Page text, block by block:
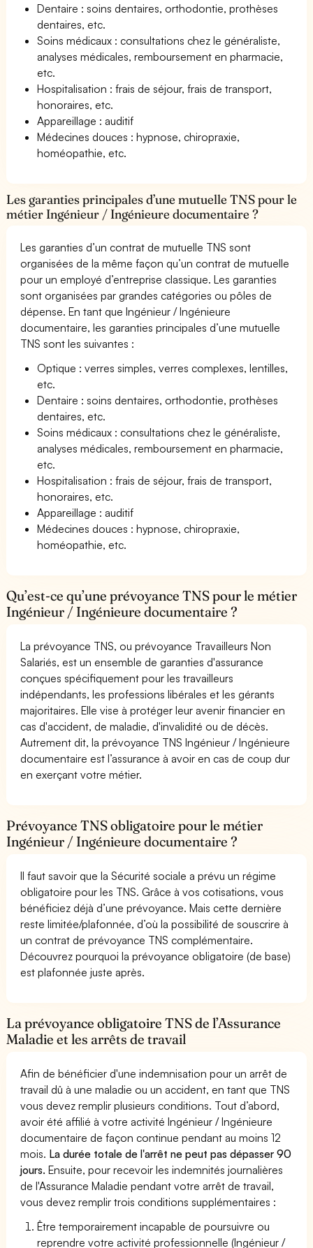
Dentaire : soins dentaires, orthodontie, prothèses
dentaires, etc.
Soins médicaux : consultations chez le généraliste,
analyses médicales, remboursement en pharmacie,
etc.
Hospitalisation : frais de séjour, frais de transport,
honoraires, etc.
Appareillage : auditif
Médecines douces : hypnose, chiropraxie,
homéopathie, etc.
Les garanties principales d’une mutuelle TNS pour le
métier Ingénieur / Ingénieure documentaire ?
Les garanties d’un contrat de mutuelle TNS sont
organisées de la même façon qu’un contrat de mutuelle
pour un employé d’entreprise classique. Les garanties
sont organisées par grandes catégories ou pôles de
dépense. En tant que Ingénieur / Ingénieure
documentaire, les garanties principales d’une mutuelle
TNS sont les suivantes :
Optique : verres simples, verres complexes, lentilles,
etc.
Dentaire : soins dentaires, orthodontie, prothèses
dentaires, etc.
Soins médicaux : consultations chez le généraliste,
analyses médicales, remboursement en pharmacie,
etc.
Hospitalisation : frais de séjour, frais de transport,
honoraires, etc.
Appareillage : auditif
Médecines douces : hypnose, chiropraxie,
homéopathie, etc.
Qu’est-ce qu’une prévoyance TNS pour le métier
Ingénieur / Ingénieure documentaire ?
La prévoyance TNS, ou prévoyance Travailleurs Non
Salariés, est un ensemble de garanties d'assurance
conçues spécifiquement pour les travailleurs
indépendants, les professions libérales et les gérants
majoritaires. Elle vise à protéger leur avenir financier en
cas d'accident, de maladie, d'invalidité ou de décès.
Autrement dit, la prévoyance TNS Ingénieur / Ingénieure
documentaire est l’assurance à avoir en cas de coup dur
en exerçant votre métier.
Prévoyance TNS obligatoire pour le métier
Ingénieur / Ingénieure documentaire ?
Il faut savoir que la Sécurité sociale a prévu un régime
obligatoire pour les TNS. Grâce à vos cotisations, vous
bénéficiez déjà d’une prévoyance. Mais cette dernière
reste limitée/plafonnée, d’où la possibilité de souscrire à
un contrat de prévoyance TNS complémentaire.
Découvrez pourquoi la prévoyance obligatoire (de base)
est plafonnée juste après.
La prévoyance obligatoire TNS de l’Assurance
Maladie et les arrêts de travail
Afin de bénéficier d'une indemnisation pour un arrêt de
travail dû à une maladie ou un accident, en tant que TNS
vous devez remplir plusieurs conditions. Tout d’abord,
avoir été affilié à votre activité Ingénieur / Ingénieure
documentaire de façon continue pendant au moins 12
mois. La durée totale de l'arrêt ne peut pas dépasser 90
jours. Ensuite, pour recevoir les indemnités journalières
de l'Assurance Maladie pendant votre arrêt de travail,
vous devez remplir trois conditions supplémentaires :
Être temporairement incapable de poursuivre ou
reprendre votre activité professionnelle (Ingénieur /